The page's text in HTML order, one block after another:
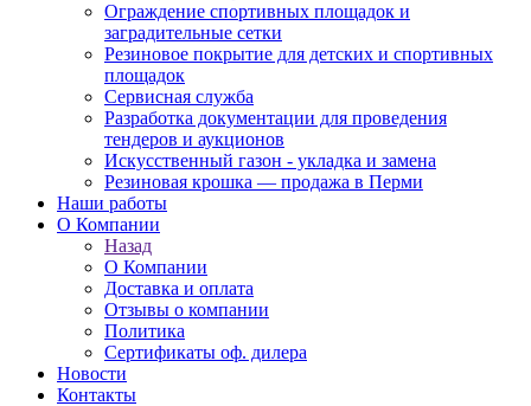
Ограждение спортивных площадок и
заградительные сетки
Резиновое покрытие для детских и спортивных
площадок
Сервисная служба
Разработка документации для проведения
тендеров и аукционов
Искусственный газон - укладка и замена
Резиновая крошка — продажа в Перми
Наши работы
О Компании
Назад
О Компании
Доставка и оплата
Отзывы о компании
Политика
Сертификаты оф. дилера
Новости
Контакты